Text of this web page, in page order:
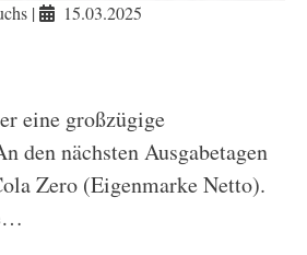
| 15.03.2025
eine großzügige
den nächsten Ausgabetagen
Zero (Eigenmarke Netto).